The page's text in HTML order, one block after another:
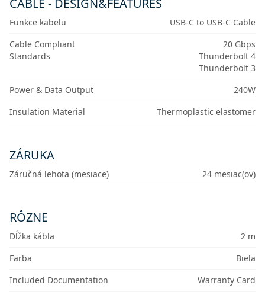
CABLE - DESIGN&FEATURES
Funkce kabelu
USB-C to USB-C Cable
Cable Compliant
Standards
20 Gbps
Thunderbolt 4
Thunderbolt 3
Power & Data Output
240W
Insulation Material
Thermoplastic elastomer
ZÁRUKA
Záručná lehota (mesiace) 24 mesiac(ov)
RÔZNE
Dĺžka kábla
2 m
Farba
Biela
Included Documentation
Warranty Card